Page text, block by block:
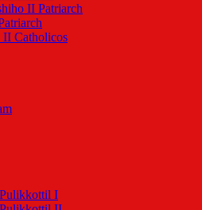
II Patriarch
II Catholicos
I